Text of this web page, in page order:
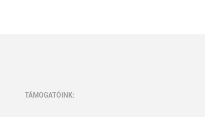
TÁMOGATÓINK: